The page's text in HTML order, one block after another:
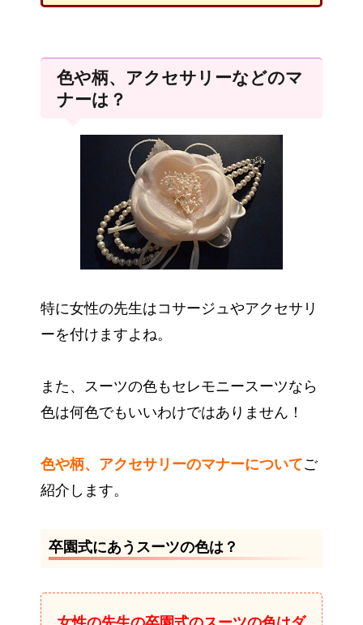
色や柄、アクセサリーなどのマ
ナーは？
特に女性の先生はコサージュやアクセサリ
ーを付けますよね。
また、スーツの色もセレモニースーツなら
色は何色でもいいわけではありません！
色や柄、アクセサリーのマナーについてご
紹介します。
卒園式にあうスーツの色は？